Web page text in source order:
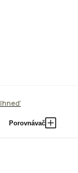
Ihneď
Porovnávač